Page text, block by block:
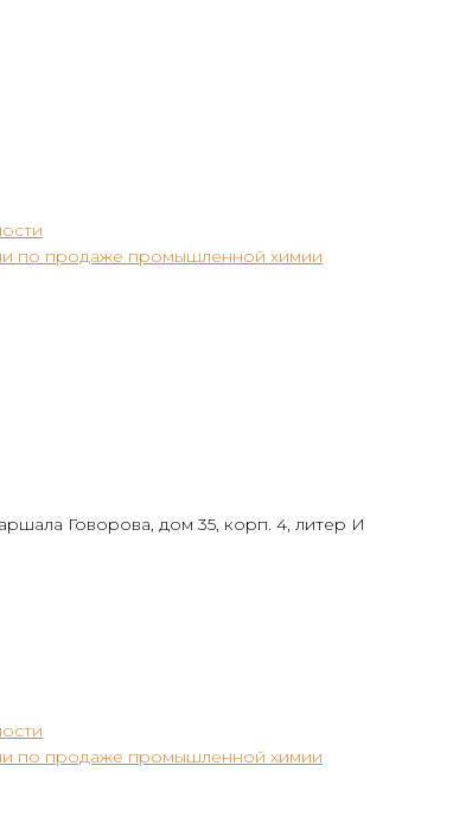
по продаже промышленной химии
Говорова, дом 35, корп. 4, литер И
по продаже промышленной химии